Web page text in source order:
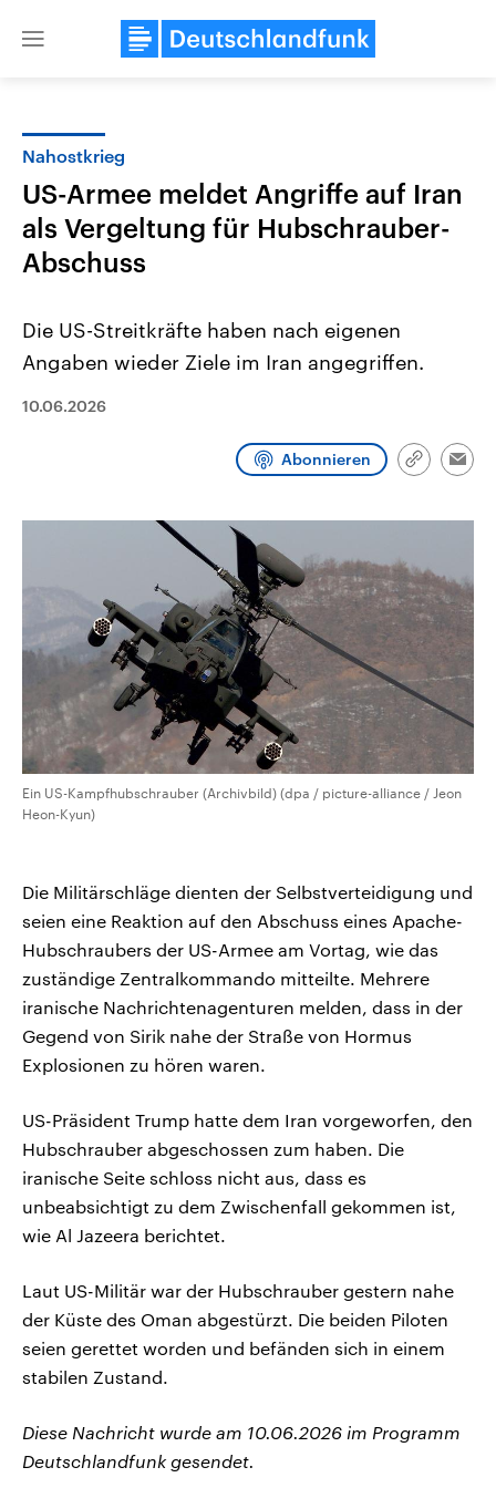
Close
2026
September 2026 einen neuen
Umfragen, Prognosen,
Wahlprogramme, aktuelle Berichte
und Hintergründe zu den Parteien
und Kandidaten der anstehenden
Wahl.
Wirtschaftlich und
gehören die Vereinigten
den mächtigsten Ländern
Programm Podcasts
Audio-Archiv
Nahostkrieg
US-Armee meldet Angriffe auf Iran
als Vergeltung für Hubschrauber-
Abschuss
Die US-Streitkräfte haben nach eigenen
Angaben wieder Ziele im Iran angegriffen.
10.06.2026
Abonnieren
Link
Ein US-Kampfhubschrauber (Archivbild) (dpa / picture-alliance / Jeon
Heon-Kyun)
Die Militärschläge dienten der Selbstverteidigung und
seien eine Reaktion auf den Abschuss eines Apache-
Hubschraubers der US-Armee am Vortag, wie das
zuständige Zentralkommando mitteilte. Mehrere
iranische Nachrichtenagenturen melden, dass in der
Gegend von Sirik nahe der Straße von Hormus
Explosionen zu hören waren.
US-Präsident Trump hatte dem Iran vorgeworfen, den
Hubschrauber abgeschossen zum haben. Die
iranische Seite schloss nicht aus, dass es
unbeabsichtigt zu dem Zwischenfall gekommen ist,
wie Al Jazeera berichtet.
Laut US-Militär war der Hubschrauber gestern nahe
der Küste des Oman abgestürzt. Die beiden Piloten
seien gerettet worden und befänden sich in einem
stabilen Zustand.
Diese Nachricht wurde am 10.06.2026 im Programm
Deutschlandfunk gesendet.